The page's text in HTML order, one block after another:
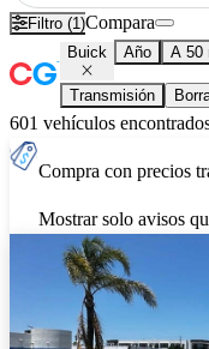
Filtro (1)Compara
Buick Año A 50
Transmisión
601 vehículos
Compra con precios
Mostrar solo avisos